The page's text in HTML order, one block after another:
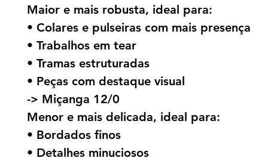
Maior e mais robusta, ideal para:
• Colares e pulseiras com mais presença
• Trabalhos em tear
• Tramas estruturadas
• Peças com destaque visual
-> Miçanga 12/0
Menor e mais delicada, ideal para:
• Bordados finos
• Detalhes minuciosos